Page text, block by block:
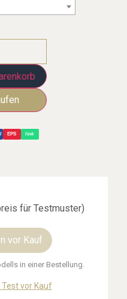
EPS link
für Testmuster)
vor Kauf
in einer Bestellung.
vor Kauf